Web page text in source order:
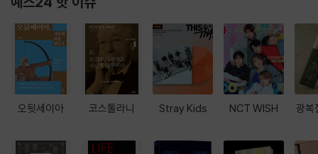
오뒷세이아 코스톨라니 Stray Kids NCT WISH 광복